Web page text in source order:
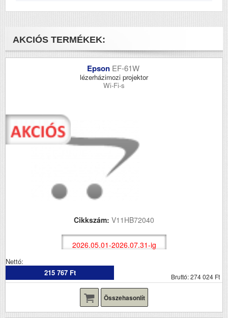
AKCIÓS TERMÉKEK:
Epson EF-61W
lézerházimozi projektor
Wi-Fi-s
Cikkszám: V11HB72040
2026.05.01-2026.07.31-ig
Nettó:
215 767 Ft
Bruttó: 274 024 Ft
Összehasonlít